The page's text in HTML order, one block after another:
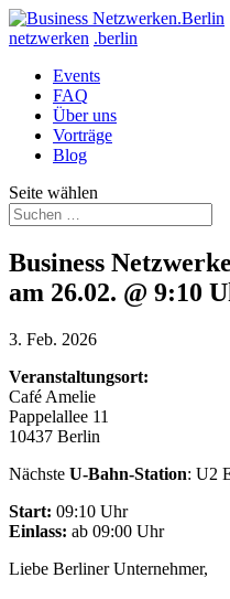
netzwerken .berlin
Events
FAQ
Über uns
Vorträge
Blog
Seite wählen
Business
am 26.02. @ 9:10
3. Feb. 2026
Veranstaltungsort:
Café Amelie
Pappelallee 11
10437 Berlin
Nächste U-Bahn-Station: U2
Start: 09:10 Uhr
Einlass: ab 09:00 Uhr
Liebe Berliner Unternehmer,